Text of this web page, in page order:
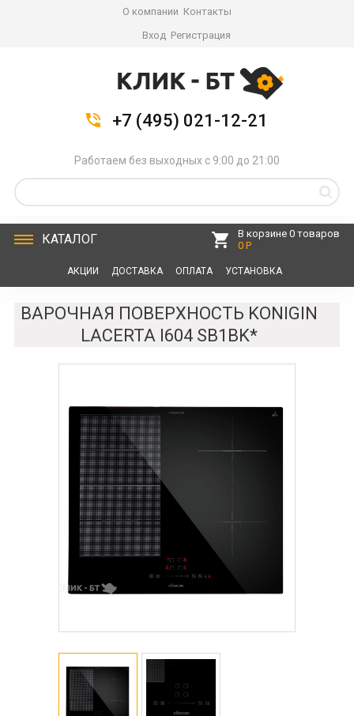
О компании Контакты
Вход Регистрация
+7 (495) 021-12-21
Работаем без выходных с 9:00 до 21:00
КАТАЛОГ
В корзине 0 товаров
0 Р
АКЦИИ ДОСТАВКА ОПЛАТА УСТАНОВКА
ВАРОЧНАЯ ПОВЕРХНОСТЬ KONIGIN
LACERTA I604 SB1BK*